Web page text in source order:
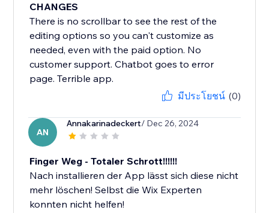
CHANGES
There is no scrollbar to see the rest of the
editing options so you can't customize as
needed, even with the paid option. No
customer support. Chatbot goes to error
page. Terrible app.
มีประโยชน์ (0)
AN
Annakarinadeckert/ Dec 26, 2024
Finger Weg - Totaler Schrott!!!!!!
Nach installieren der App lässt sich diese nicht
mehr löschen! Selbst die Wix Experten
konnten nicht helfen!